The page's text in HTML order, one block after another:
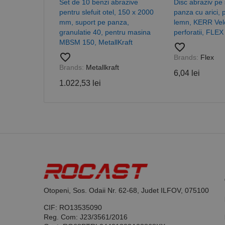
Set de 10 benzi abrazive
pentru slefuit otel, 150 x 2000
mm, suport pe panza,
granulatie 40, pentru masina
MBSM 150, MetallKraft
favorite_border
Brands: Metallkraft
1.022,53 lei
Disc abraziv pe
panza cu arici,
lemn, KERR
perforatii, FLEX
favorite_border
Brands: Flex
6,04 lei
Otopeni, Sos. Odaii Nr. 62-68, Judet ILFOV, 075100
CIF: RO13535090
Reg. Com: J23/3561/2016
Nume
Furnizor /
Nume
PrestaShop-